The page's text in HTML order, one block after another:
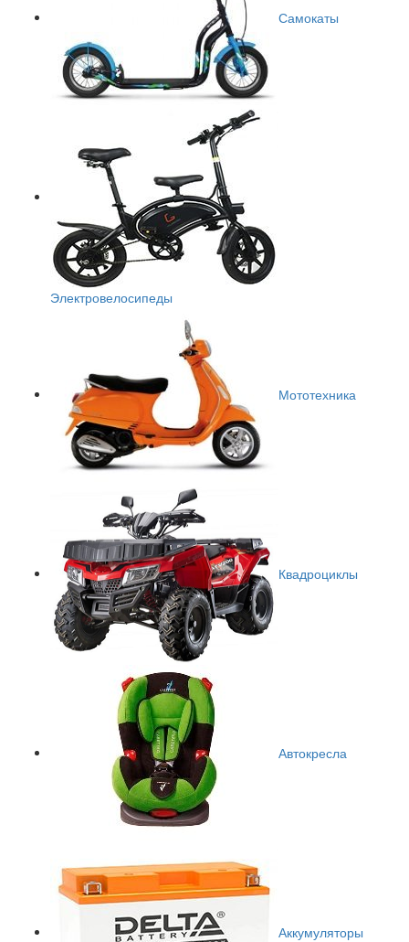
Самокаты
Электровелосипеды
Мототехника
Квадроциклы
Автокресла
Аккумуляторы